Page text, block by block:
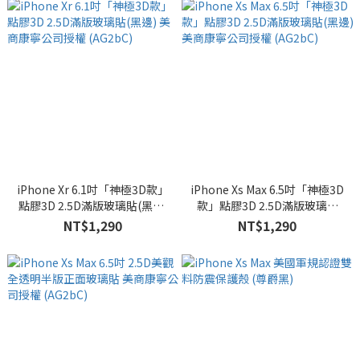
iPhone Xr 6.1吋「神極3D款」
點膠3D 2.5D滿版玻璃貼(黑邊)
美商康寧公司授權 (AG2bC)
NT$1,290
iPhone Xs Max 6.5吋「神極3D
款」點膠3D 2.5D滿版玻璃貼
(黑邊) 美商康寧公司授權
(AG2bC)
NT$1,290